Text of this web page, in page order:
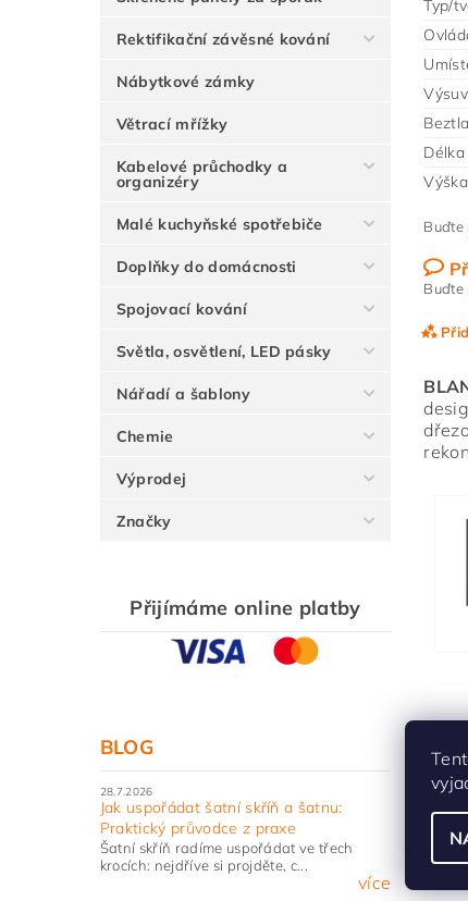
Rektifikační závěsné kování
Nábytkové zámky
Větrací mřížky
Kabelové průchodky a
organizéry
Malé kuchyňské spotřebiče
Doplňky do domácnosti
Spojovací kování
Světla, osvětlení, LED pásky
Nářadí a šablony
Chemie
Výprodej
Značky
Přijímáme online platby
BLOG
28.7.2026
Jak uspořádat šatní skříň a šatnu:
Praktický průvodce z praxe
Šatní skříň radíme uspořádat ve třech
krocích: nejdříve si projděte, c...
více
Typ/
Buďte
Buďte